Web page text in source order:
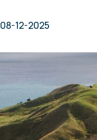
08-12-2025